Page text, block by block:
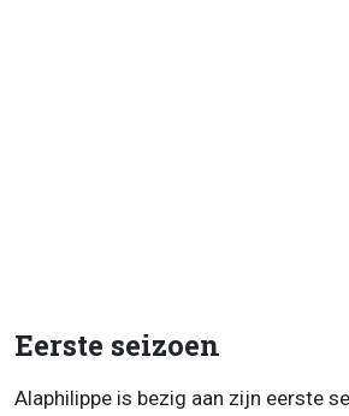
Eerste seizoen
Alaphilippe is bezig aan zijn eerste